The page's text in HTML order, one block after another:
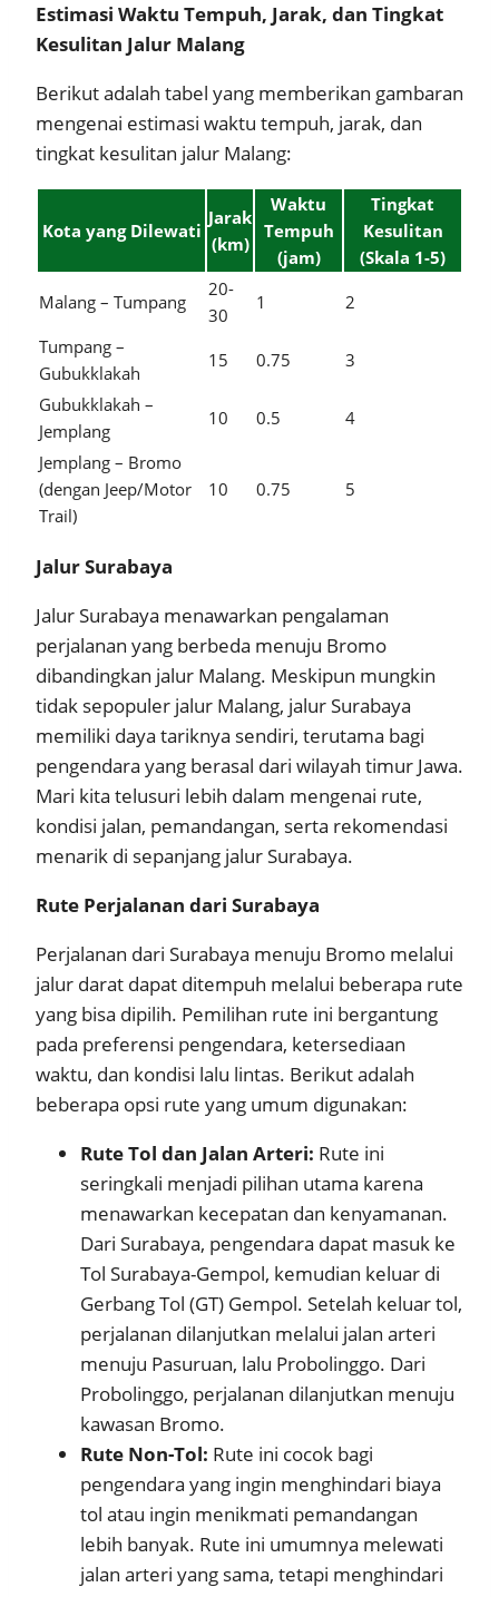
Estimasi Waktu Tempuh, Jarak, dan Tingkat
Kesulitan Jalur Malang
Berikut adalah tabel yang memberikan gambaran
mengenai estimasi waktu tempuh, jarak, dan
tingkat kesulitan jalur Malang:
Kota yang Dilewati
Jarak
(km)
Waktu
Tempuh
(jam)
Tingkat
Kesulitan
(Skala 1-5)
Malang – Tumpang
20-
30
1
2
Tumpang –
Gubukklakah
15 0.75
3
Gubukklakah –
Jemplang
10 0.5
4
Jemplang – Bromo
(dengan Jeep/Motor
Trail)
10 0.75 5
Jalur Surabaya
Jalur Surabaya menawarkan pengalaman
perjalanan yang berbeda menuju Bromo
dibandingkan jalur Malang. Meskipun mungkin
tidak sepopuler jalur Malang, jalur Surabaya
memiliki daya tariknya sendiri, terutama bagi
pengendara yang berasal dari wilayah timur Jawa.
Mari kita telusuri lebih dalam mengenai rute,
kondisi jalan, pemandangan, serta rekomendasi
menarik di sepanjang jalur Surabaya.
Rute Perjalanan dari Surabaya
Perjalanan dari Surabaya menuju Bromo melalui
jalur darat dapat ditempuh melalui beberapa rute
yang bisa dipilih. Pemilihan rute ini bergantung
pada preferensi pengendara, ketersediaan
waktu, dan kondisi lalu lintas. Berikut adalah
beberapa opsi rute yang umum digunakan:
Rute Tol dan Jalan Arteri: Rute ini
seringkali menjadi pilihan utama karena
menawarkan kecepatan dan kenyamanan.
Dari Surabaya, pengendara dapat masuk ke
Tol Surabaya-Gempol, kemudian keluar di
Gerbang Tol (GT) Gempol. Setelah keluar tol,
perjalanan dilanjutkan melalui jalan arteri
menuju Pasuruan, lalu Probolinggo. Dari
Probolinggo, perjalanan dilanjutkan menuju
kawasan Bromo.
Rute Non-Tol: Rute ini cocok bagi
pengendara yang ingin menghindari biaya
tol atau ingin menikmati pemandangan
lebih banyak. Rute ini umumnya melewati
jalan arteri yang sama, tetapi menghindari